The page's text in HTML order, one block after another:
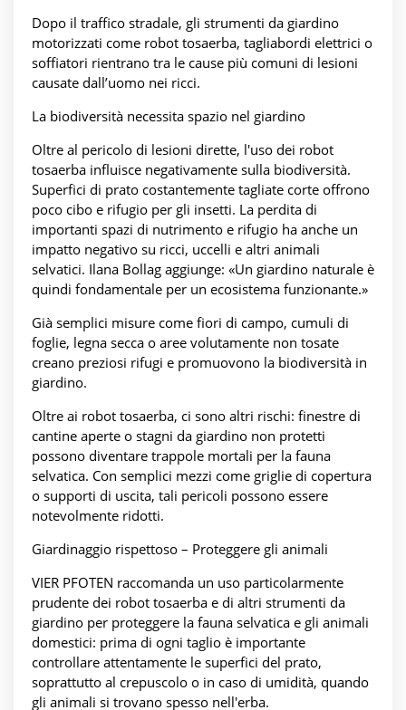
Dopo il traffico stradale, gli strumenti da giardino
motorizzati come robot tosaerba, tagliabordi elettrici o
soffiatori rientrano tra le cause più comuni di lesioni
causate dall’uomo nei ricci.
La biodiversità necessita spazio nel giardino
Oltre al pericolo di lesioni dirette, l'uso dei robot
tosaerba influisce negativamente sulla biodiversità.
Superfici di prato costantemente tagliate corte offrono
poco cibo e rifugio per gli insetti. La perdita di
importanti spazi di nutrimento e rifugio ha anche un
impatto negativo su ricci, uccelli e altri animali
selvatici. Ilana Bollag aggiunge: «Un giardino naturale è
quindi fondamentale per un ecosistema funzionante.»
Già semplici misure come fiori di campo, cumuli di
foglie, legna secca o aree volutamente non tosate
creano preziosi rifugi e promuovono la biodiversità in
giardino.
Oltre ai robot tosaerba, ci sono altri rischi: finestre di
cantine aperte o stagni da giardino non protetti
possono diventare trappole mortali per la fauna
selvatica. Con semplici mezzi come griglie di copertura
o supporti di uscita, tali pericoli possono essere
notevolmente ridotti.
Giardinaggio rispettoso – Proteggere gli animali
VIER PFOTEN raccomanda un uso particolarmente
prudente dei robot tosaerba e di altri strumenti da
giardino per proteggere la fauna selvatica e gli animali
domestici: prima di ogni taglio è importante
controllare attentamente le superfici del prato,
soprattutto al crepuscolo o in caso di umidità, quando
gli animali si trovano spesso nell'erba.